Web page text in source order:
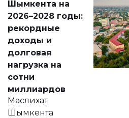
Венесуэлы.
Шымкента на
2026–2028 годы:
рекордные
доходы и
долговая
нагрузка на
сотни
миллиардов
Маслихат
Шымкента